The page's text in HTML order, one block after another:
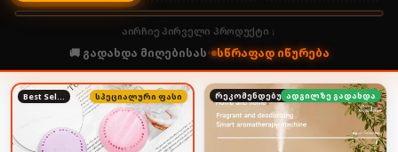
აირჩიე პირველი პროდუქტი ↓
🚚 გადახდა მიღებისას• სწრაფად იწურება
Best Seller სპეციალური ფასი რეკომენდებულიადგილზე გადახდა